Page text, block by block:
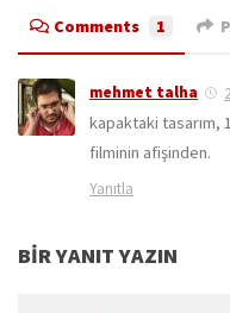
Comments 1
mehmet talha
kapaktaki tasarım,
filminin afişinden.
Yanıtla
BIR YANIT YAZIN